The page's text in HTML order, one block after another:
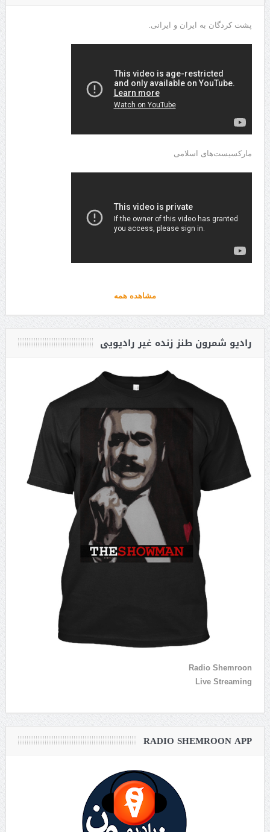
پشت کردگان به ایران و ایرانی.
مارکسیست‌های اسلامی
مشاهده همه
رادیو شمرون طنز زنده غیر رادیویی
Radio Shemroon
Live Streaming
RADIO SHEMROON APP